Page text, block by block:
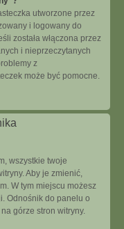
utworzone przez
i logowany do
została włączona przez
i nieprzeczytanych
z
może być pomocne.
wszystkie twoje
Aby je zmienić,
W tym miejscu możesz
Odnośnik do panelu o
górze stron witryny.